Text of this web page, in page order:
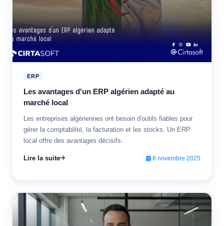
ERP
Les avantages d'un ERP algérien adapté au
marché local
Les entreprises algériennes ont besoin d'outils fiables pour
gérer la comptabilité, la facturation et les stocks. Un ERP
local offre des avantages décisifs.
Lire la suite 8 novembre 2025